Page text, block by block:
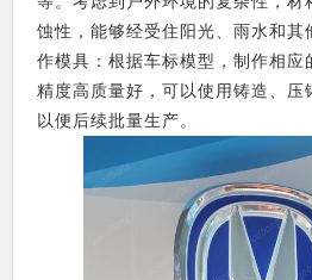
蚀性，能够经受住阳光、雨水和其
作模具：根据车标模型，制作相应
精度高质量好，可以使用铸造、压
以便后续批量生产。